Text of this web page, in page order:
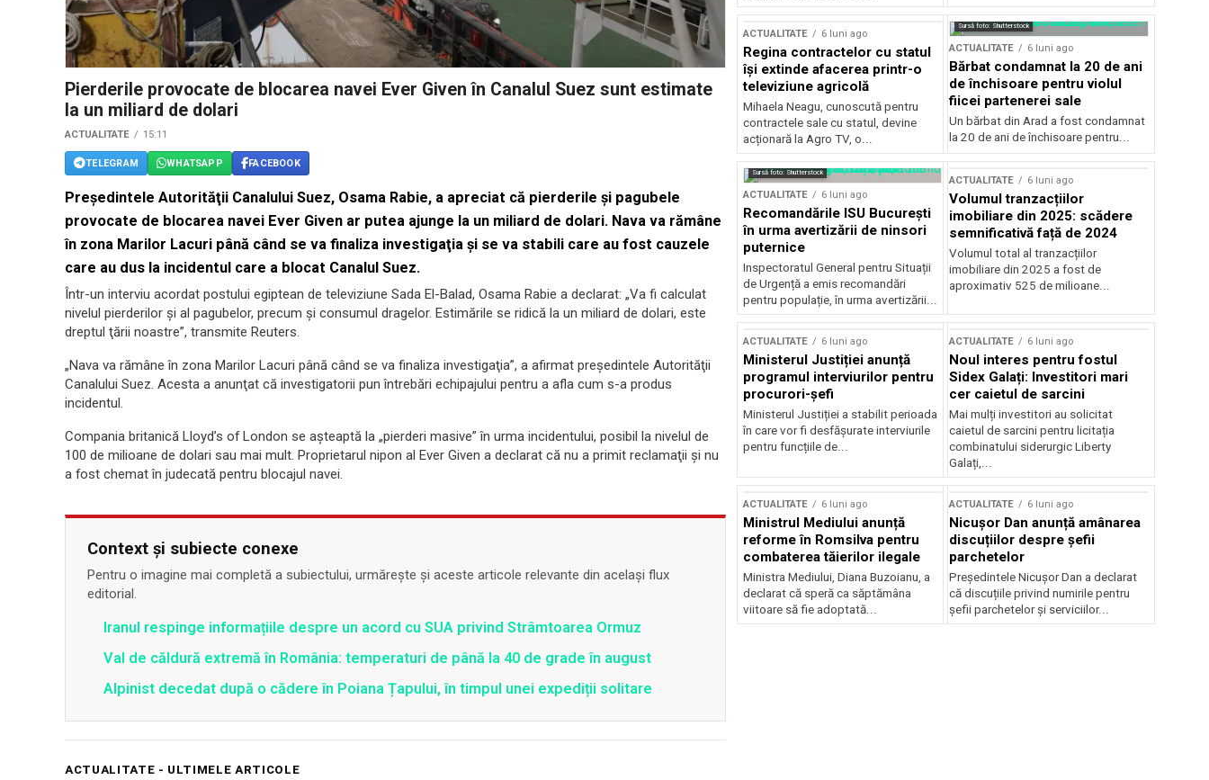
Pierderile provocate de blocarea navei Ever Given în Canalul Suez sunt estimate
la un miliard de dolari
ACTUALITATE 15:11
TELEGRAM WHATSAPP FACEBOOK
Preşedintele Autorităţii Canalului Suez, Osama Rabie, a apreciat că pierderile şi pagubele
provocate de blocarea navei Ever Given ar putea ajunge la un miliard de dolari. Nava va rămâne
în zona Marilor Lacuri până când se va finaliza investigaţia și se va stabili care au fost cauzele
care au dus la incidentul care a blocat Canalul Suez.
Într-un interviu acordat postului egiptean de televiziune Sada El-Balad, Osama Rabie a declarat: „Va fi calculat
nivelul pierderilor şi al pagubelor, precum şi consumul dragelor. Estimările se ridică la un miliard de dolari, este
dreptul ţării noastre”, transmite Reuters.
„Nava va rămâne în zona Marilor Lacuri până când se va finaliza investigaţia”, a afirmat preşedintele Autorităţii
Canalului Suez. Acesta a anunţat că investigatorii pun întrebări echipajului pentru a afla cum s-a produs
incidentul.
Compania britanică Lloyd’s of London se aşteaptă la „pierderi masive” în urma incidentului, posibil la nivelul de
100 de milioane de dolari sau mai mult. Proprietarul nipon al Ever Given a declarat că nu a primit reclamaţii şi nu
a fost chemat în judecată pentru blocajul navei.
Context și subiecte conexe
Pentru o imagine mai completă a subiectului, urmărește și aceste articole relevante din același flux
editorial.
Iranul respinge informațiile despre un acord cu SUA privind Strâmtoarea Ormuz
Val de căldură extremă în România: temperaturi de până la 40 de grade în august
Alpinist decedat după o cădere în Poiana Țapului, în timpul unei expediții solitare
ACTUALITATE 6 luni ago
Regina contractelor cu statul
își extinde afacerea printr-o
televiziune agricolă
Mihaela Neagu, cunoscută pentru
contractele sale cu statul, devine
acționară la Agro TV, o...
Sursă foto: Shutterstock
ACTUALITATE 6 luni ago
Bărbat condamnat la 20 de ani
de închisoare pentru violul
fiicei partenerei sale
Un bărbat din Arad a fost condamnat
la 20 de ani de închisoare pentru...
Sursă foto: Shutterstock
ACTUALITATE 6 luni ago
Recomandările ISU București
în urma avertizării de ninsori
puternice
Inspectoratul General pentru Situații
de Urgență a emis recomandări
pentru populație, în urma avertizării...
ACTUALITATE 6 luni ago
Volumul tranzacțiilor
imobiliare din 2025: scădere
semnificativă față de 2024
Volumul total al tranzacțiilor
imobiliare din 2025 a fost de
aproximativ 525 de milioane...
ACTUALITATE 6 luni ago
Ministerul Justiției anunță
programul interviurilor pentru
procurori-șefi
Ministerul Justiției a stabilit perioada
în care vor fi desfășurate interviurile
pentru funcțiile de...
ACTUALITATE 6 luni ago
Noul interes pentru fostul
Sidex Galați: Investitori mari
cer caietul de sarcini
Mai mulți investitori au solicitat
caietul de sarcini pentru licitația
combinatului siderurgic Liberty
Galați,...
ACTUALITATE 6 luni ago
Ministrul Mediului anunță
reforme în Romsilva pentru
combaterea tăierilor ilegale
Ministra Mediului, Diana Buzoianu, a
declarat că speră ca săptămâna
viitoare să fie adoptată...
ACTUALITATE 6 luni ago
Nicușor Dan anunță amânarea
discuțiilor despre șefii
parchetelor
Președintele Nicușor Dan a declarat
că discuțiile privind numirile pentru
șefii parchetelor și serviciilor...
ACTUALITATE - ULTIMELE ARTICOLE